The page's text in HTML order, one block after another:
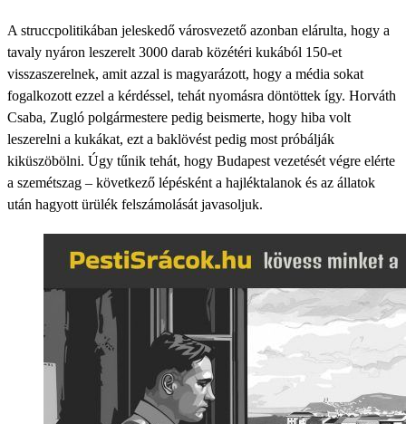
A struccpolitikában jeleskedő városvezető azonban elárulta, hogy a
tavaly nyáron leszerelt 3000 darab közétéri kukából 150-et
visszaszerelnek, amit azzal is magyarázott, hogy a média sokat
fogalkozott ezzel a kérdéssel, tehát nyomásra döntöttek így. Horváth
Csaba, Zugló polgármestere pedig beismerte, hogy hiba volt
leszerelni a kukákat, ezt a baklövést pedig most próbálják
kiküszöbölni. Úgy tűnik tehát, hogy Budapest vezetését végre elérte
a szemétszag – következő lépésként a hajléktalanok és az állatok
után hagyott ürülék felszámolását javasoljuk.